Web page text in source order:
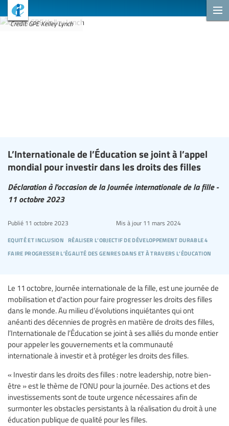
Credit: GPE Kelley Lynch
L’Internationale de l’Éducation se joint à l’appel
mondial pour investir dans les droits des filles
Déclaration à l'occasion de la Journée internationale de la fille -
11 octobre 2023
equité et inclusion réaliser l’objectif de développement durable 4
faire progresser l’égalité des genres dans et à travers l’éducation
Publié 11 octobre 2023 Mis à jour11 mars 2024
Le 11 octobre, Journée internationale de la fille, est une journée de
mobilisation et d'action pour faire progresser les droits des filles
dans le monde. Au milieu d’évolutions inquiétantes qui ont
anéanti des décennies de progrès en matière de droits des filles,
l’Internationale de l’Éducation se joint à ses alliés du monde entier
pour appeler les gouvernements et la communauté
internationale à investir et à protéger les droits des filles.
« Investir dans les droits des filles : notre leadership, notre bien-
être » est le thème de l'ONU pour la journée. Des actions et des
investissements sont de toute urgence nécessaires afin de
surmonter les obstacles persistants à la réalisation du droit à une
éducation publique de qualité pour les filles.